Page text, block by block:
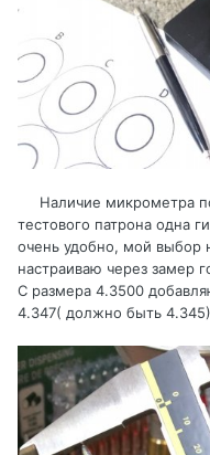
Наличие микрометра
тестового патрона одна
очень удобно, мой выбор
настраиваю через замер
С размера 4.3500
4.347( должно быть 4.345)